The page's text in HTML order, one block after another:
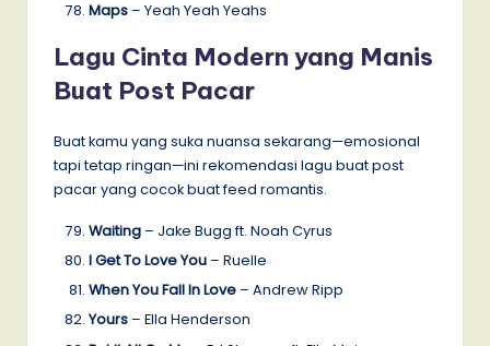
Maps – Yeah Yeah Yeahs
Lagu Cinta Modern yang Manis
Buat Post Pacar
Buat kamu yang suka nuansa sekarang—emosional
tapi tetap ringan—ini rekomendasi lagu buat post
pacar yang cocok buat feed romantis.
Waiting – Jake Bugg ft. Noah Cyrus
I Get To Love You – Ruelle
When You Fall In Love – Andrew Ripp
Yours – Ella Henderson